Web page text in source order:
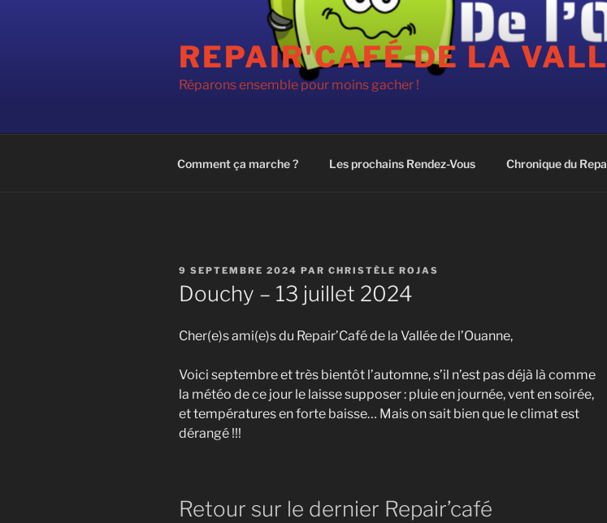
REPAIR'CAFÉ DE LA
Réparons ensemble pour moins gacher !
Comment ça marche ? Les prochains Rendez-Vous Chronique du
PUBLIÉ
LE
9 SEPTEMBRE 2024 PAR CHRISTÈLE ROJAS
Douchy – 13 juillet 2024
Cher(e)s ami(e)s du Repair’Café de la Vallée de l’Ouanne,
Voici septembre et très bientôt l’automne, s’il n’est pas déjà là comme
la météo de ce jour le laisse supposer : pluie en journée, vent en soirée,
et températures en forte baisse… Mais on sait bien que le climat est
dérangé !!!
Retour sur le dernier Repair’café